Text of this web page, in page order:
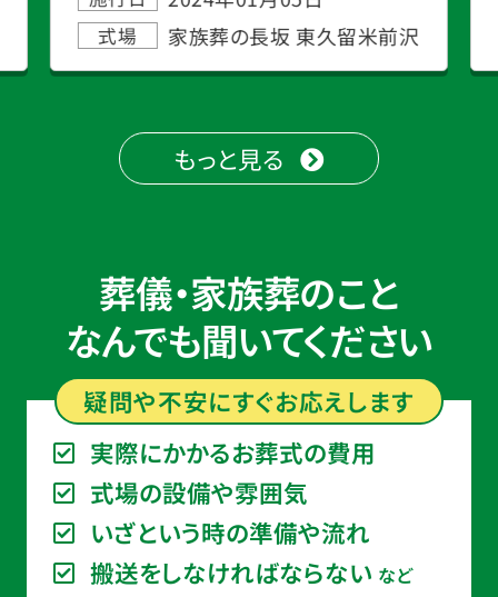
式場 家族葬の長坂 東久留米前沢
もっと見る
葬儀・家族葬のこと
なんでも聞いてください
疑問や不安にすぐお応えします
実際にかかるお葬式の費用
式場の設備や雰囲気
いざという時の準備や流れ
搬送をしなければならない など